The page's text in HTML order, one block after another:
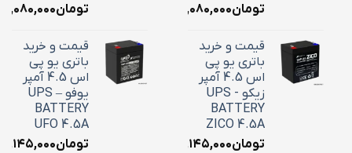
تومان۳,۰۸۰,۰۰۰
قیمت و خرید
باتری یو پی
اس 4.5 آمپر
زیکو - UPS
BATTERY
ZICO 4.5A
تومان۲,۱۴۵,۰۰۰
تومان۳,۰۸۰,۰۰۰
قیمت و خرید
باتری یو پی
اس 4.5 آمپر
یوفو – UPS
BATTERY
UFO 4.5A
تومان۲,۱۴۵,۰۰۰